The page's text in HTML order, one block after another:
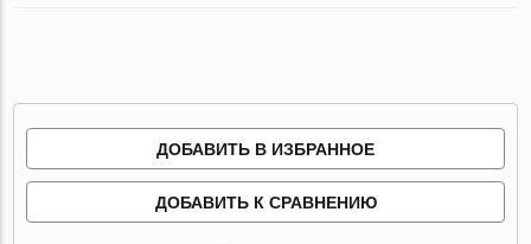
ДОБАВИТЬ В ИЗБРАННОЕ
ДОБАВИТЬ К СРАВНЕНИЮ